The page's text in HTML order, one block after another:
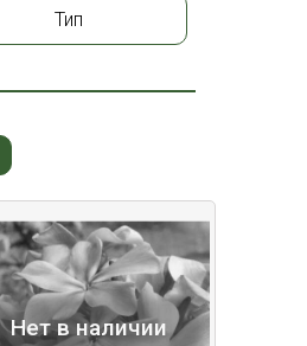
Тип
Нет в наличии